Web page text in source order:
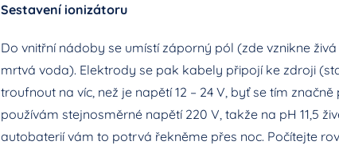
Sestavení ionizátoru
Do vnitřní nádoby se umístí záporný pól (zde vznikne
mrtvá voda). Elektrody se pak kabely připojí ke zdroji
troufnout na víc, než je napětí 12 – 24 V, byť se tím
používám stejnosměrné napětí 220 V, takže na pH 11,5
autobaterií vám to potrvá řekněme přes noc. Počítejte